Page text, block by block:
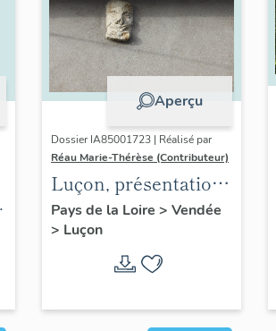
Aperçu
Dossier IA85001723 | Réalisé par
Réau Marie-Thérèse (Contributeur)
Luçon, présentation
du territoire
communal
Pays de la Loire > Vendée
> Luçon